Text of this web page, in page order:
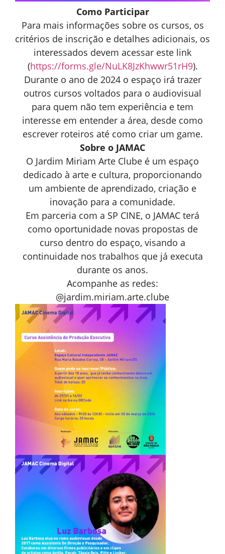
Como Participar
Para mais informações sobre os cursos, os
critérios de inscrição e detalhes adicionais, os
interessados devem acessar este link
(https://forms.gle/NuLK8JzKhwwr51rH9).
Durante o ano de 2024 o espaço irá trazer
outros cursos voltados para o audiovisual
para quem não tem experiência e tem
interesse em entender a área, desde como
escrever roteiros até como criar um game.
Sobre o JAMAC
O Jardim Miriam Arte Clube é um espaço
dedicado à arte e cultura, proporcionando
um ambiente de aprendizado, criação e
inovação para a comunidade.
Em parceria com a SP CINE, o JAMAC terá
como oportunidade novas propostas de
curso dentro do espaço, visando a
continuidade nos trabalhos que já executa
durante os anos.
Acompanhe as redes:
@jardim.miriam.arte.clube